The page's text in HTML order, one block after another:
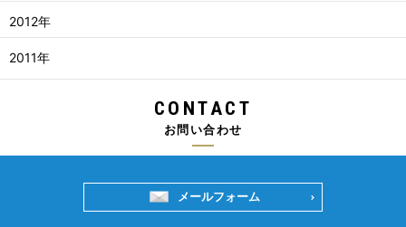
2012年
2011年
CONTACT
お問い合わせ
メールフォーム